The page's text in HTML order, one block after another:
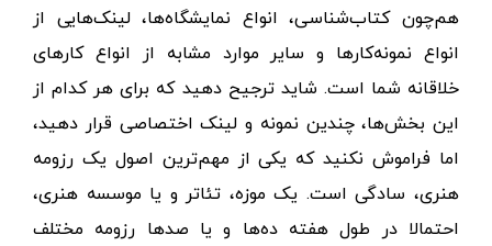
هم‌چون کتاب‌شناسی، انواع نمایشگاه‌ها، لینک‌هایی از
انواع نمونه‌کارها و سایر موارد مشابه از انواع کارهای
خلاقانه شما است. شاید ترجیح دهید که برای هر کدام از
این بخش‌ها، چندین نمونه و لینک اختصاصی قرار دهید،
اما فراموش نکنید که یکی از مهم‌ترین اصول یک رزومه
هنری، سادگی است. یک موزه، تئاتر و یا موسسه هنری،
احتمالا در طول هفته ده‌ها و یا صدها رزومه مختلف